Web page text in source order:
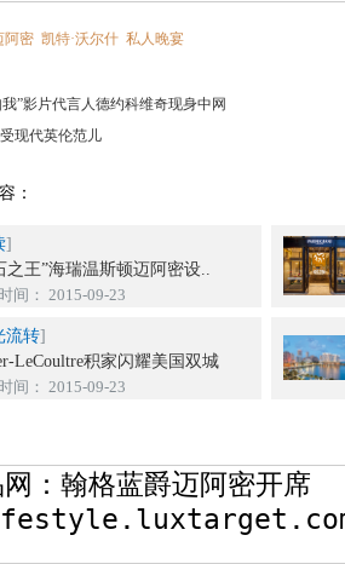
阿密 凯特·沃尔什 私人晚宴
”影片代言人德约科维奇现身中网
现代英伦范儿
：
]
之王”海瑞温斯顿迈阿密设..
间： 2015-09-23
流转]
LeCoultre积家闪耀美国双城
间： 2015-09-23